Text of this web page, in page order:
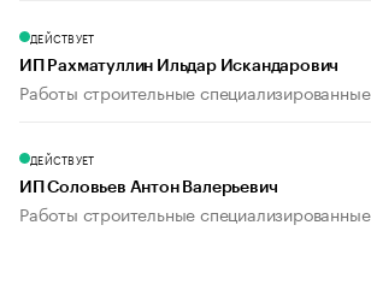
ДЕЙСТВУЕТ
ИП Рахматуллин Ильдар Искандарович
Работы строительные
ДЕЙСТВУЕТ
ИП Соловьев Антон Валерьевич
Работы строительные